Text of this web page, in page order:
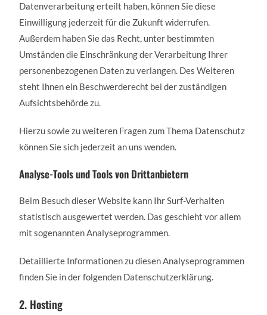
Datenverarbeitung erteilt haben, können Sie diese
Einwilligung jederzeit für die Zukunft widerrufen.
Außerdem haben Sie das Recht, unter bestimmten
Umständen die Einschränkung der Verarbeitung Ihrer
personenbezogenen Daten zu verlangen. Des Weiteren
steht Ihnen ein Beschwerderecht bei der zuständigen
Aufsichtsbehörde zu.
Hierzu sowie zu weiteren Fragen zum Thema Datenschutz
können Sie sich jederzeit an uns wenden.
Analyse-Tools und Tools von Drittanbietern
Beim Besuch dieser Website kann Ihr Surf-Verhalten
statistisch ausgewertet werden. Das geschieht vor allem
mit sogenannten Analyseprogrammen.
Detaillierte Informationen zu diesen Analyseprogrammen
finden Sie in der folgenden Datenschutzerklärung.
2. Hosting